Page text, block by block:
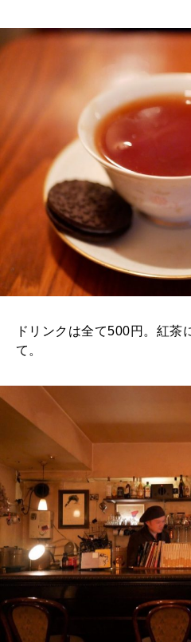
ドリンクは全て500円。紅茶
て。